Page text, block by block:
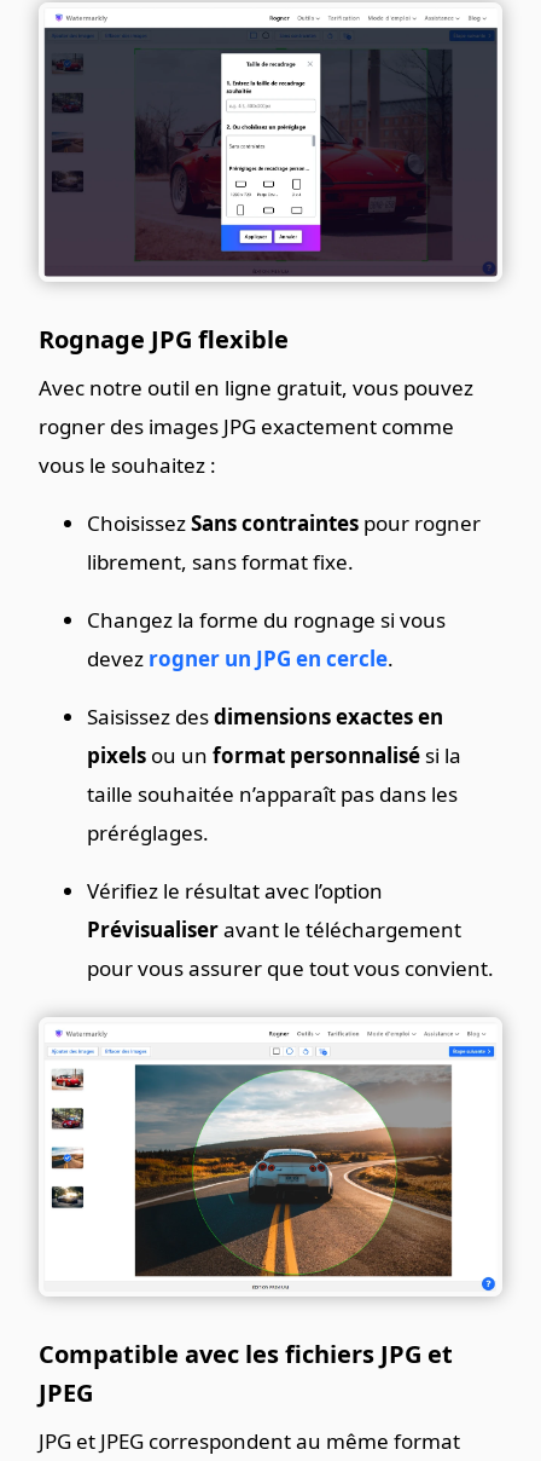
Rognage JPG flexible
Avec notre outil en ligne gratuit, vous pouvez
rogner des images JPG exactement comme
vous le souhaitez :
ChoisissezSans contraintes pour rogner
librement, sans format fixe.
Changez la forme du rognage si vous
devez rogner un JPG en cercle.
Saisissez desdimensions exactes en
pixels ou un format personnalisési la
taille souhaitée n’apparaît pas dans les
préréglages.
Vérifiez le résultat avec l’option
Prévisualiseravant le téléchargement
pour vous assurer que tout vous convient.
Compatible avec les fichiers JPG et
JPEG
JPG et JPEG correspondent au même format